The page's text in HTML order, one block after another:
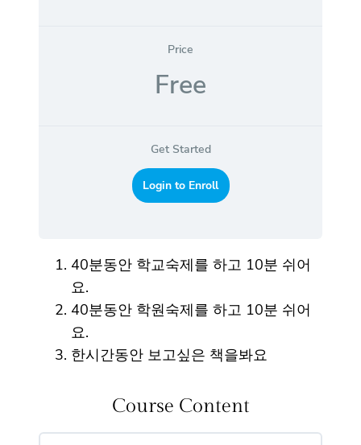
Price
Free
Get Started
Login to Enroll
40분동안 학교숙제를 하고 10분 쉬어
요.
40분동안 학원숙제를 하고 10분 쉬어
요.
한시간동안 보고싶은 책을봐요
Course Content